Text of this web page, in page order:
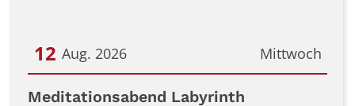
Mittwoch
12 Aug. 2026
Datum: 12. August 2026
Meditationsabend Labyrinth